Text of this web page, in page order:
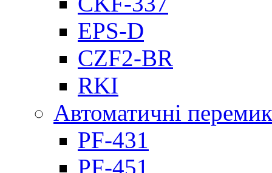
EPS-D
CZF2-BR
RKI
Автоматичні
PF-431
PF-451